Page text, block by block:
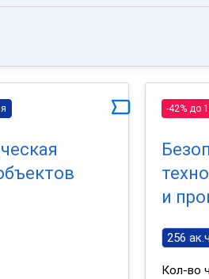
-42% до
и
256 ак.ч
Кол-во